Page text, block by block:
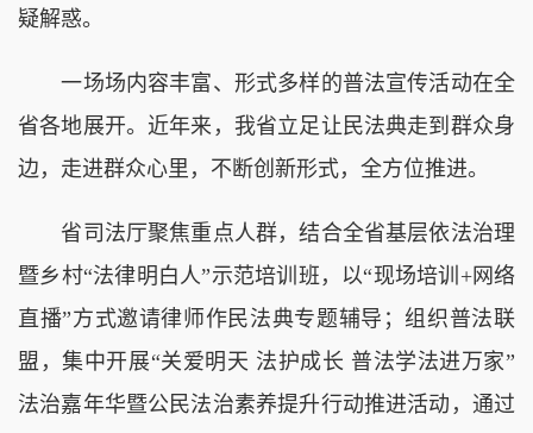
疑解惑。
一场场内容丰富、形式多样的普法宣传活动在全
省各地展开。近年来，我省立足让民法典走到群众身
边，走进群众心里，不断创新形式，全方位推进。
省司法厅聚焦重点人群，结合全省基层依法治理
暨乡村“法律明白人”示范培训班，以“现场培训+网络
直播”方式邀请律师作民法典专题辅导；组织普法联
盟，集中开展“关爱明天 法护成长 普法学法进万家”
法治嘉年华暨公民法治素养提升行动推进活动，通过